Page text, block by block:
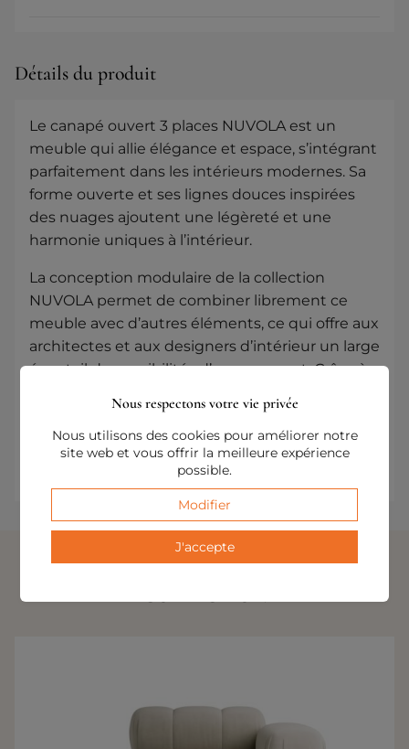
Détails du produit
Le canapé ouvert 3 places NUVOLA est un
meuble qui allie élégance et espace, s’intégrant
parfaitement dans les intérieurs modernes. Sa
forme ouverte et ses lignes douces inspirées
des nuages ​​ajoutent une légèreté et une
harmonie uniques à l’intérieur.
La conception modulaire de la collection
NUVOLA permet de combiner librement ce
meuble avec d’autres éléments, ce qui offre aux
architectes et aux designers d’intérieur un large
éventail de possibilités d’agencement. Grâce à
une variété de styles, en combinant des formes
modernes avec des canapés ou des poufs
classiques.
AUTRES PRODUITS DE CETTE
Nous respectons votre vie privée
Nous utilisons des cookies pour améliorer notre
site web et vous offrir la meilleure expérience
possible.
Modifier
J'accepte